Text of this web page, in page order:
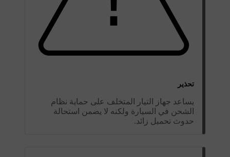
تحذير
يساعد جهاز التيار المتخلف على حماية نظام
الشحن في السيارة ولكنه لا يضمن استحالة
حدوث تحميل زائد.